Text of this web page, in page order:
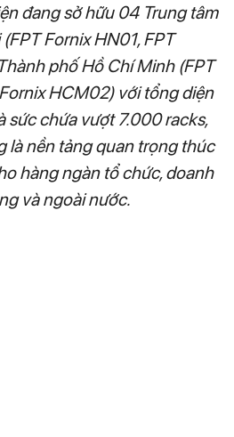
đang sở hữu 04 Trung tâm
Fornix HN01, FPT
phố Hồ Chí Minh (FPT
HCM02) với tổng diện
sức chứa vượt 7.000 racks,
là nền tảng quan trọng thúc
hàng ngàn tổ chức, doanh
và ngoài nước.